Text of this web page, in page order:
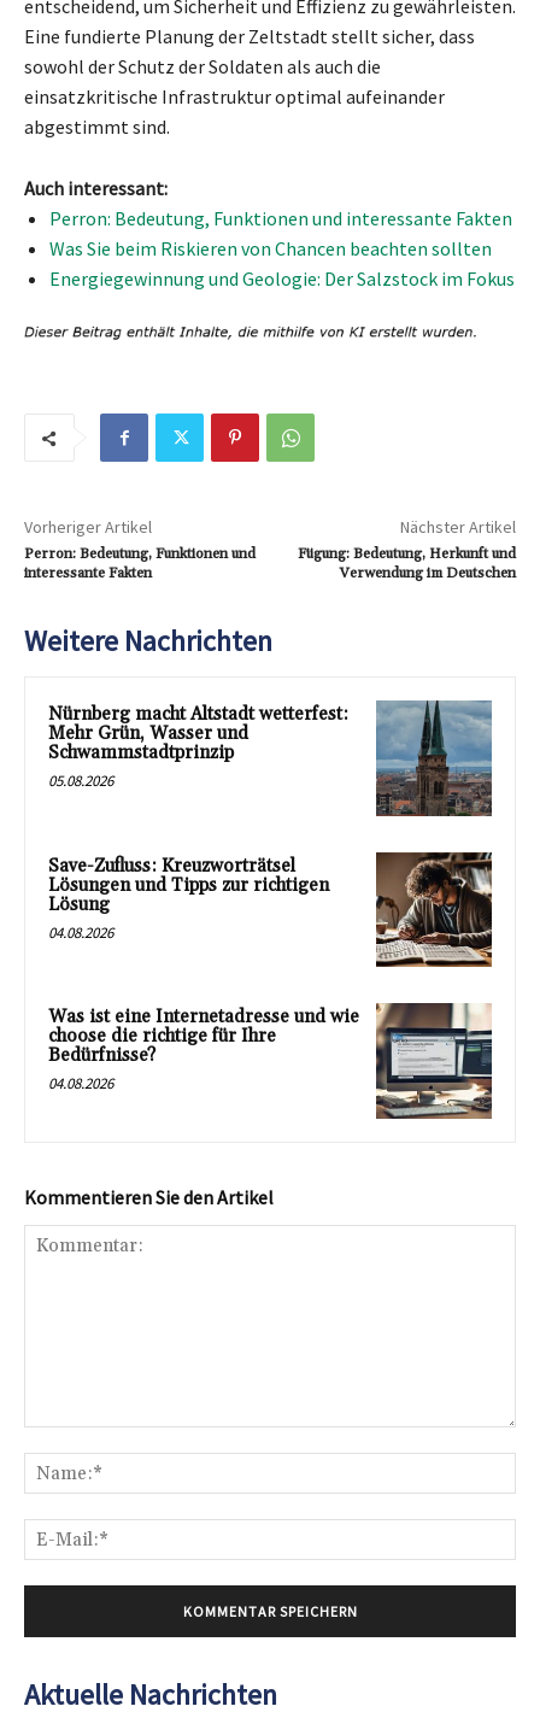
entscheidend, um Sicherheit und Effizienz zu gewährleisten.
Eine fundierte Planung der Zeltstadt stellt sicher, dass
sowohl der Schutz der Soldaten als auch die
einsatzkritische Infrastruktur optimal aufeinander
abgestimmt sind.
Auch interessant:
Perron: Bedeutung, Funktionen und interessante Fakten
Was Sie beim Riskieren von Chancen beachten sollten
Energiegewinnung und Geologie: Der Salzstock im Fokus
Vorheriger Artikel
Perron: Bedeutung, Funktionen und
interessante Fakten
Nächster Artikel
Fügung: Bedeutung, Herkunft und
Verwendung im Deutschen
Weitere Nachrichten
Nürnberg macht Altstadt wetterfest:
Mehr Grün, Wasser und
Schwammstadtprinzip
05.08.2026
Save-Zufluss: Kreuzworträtsel
Lösungen und Tipps zur richtigen
Lösung
04.08.2026
Was ist eine Internetadresse und wie
choose die richtige für Ihre
Bedürfnisse?
04.08.2026
Kommentieren Sie den Artikel
Aktuelle Nachrichten